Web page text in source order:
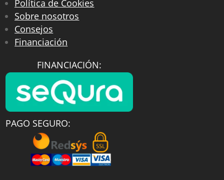
Política de Cookies
Sobre nosotros
Consejos
Financiación
FINANCIACIÓN:
PAGO SEGURO: